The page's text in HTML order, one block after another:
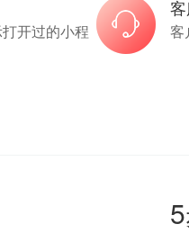
开过的小程
客